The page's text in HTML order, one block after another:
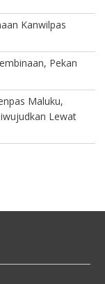
Kanwilpas
Pekan
Maluku,
Lewat